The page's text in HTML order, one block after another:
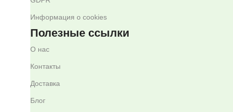
Информация о cookies
Полезные ссылки
О нас
Контакты
Доставка
Блог